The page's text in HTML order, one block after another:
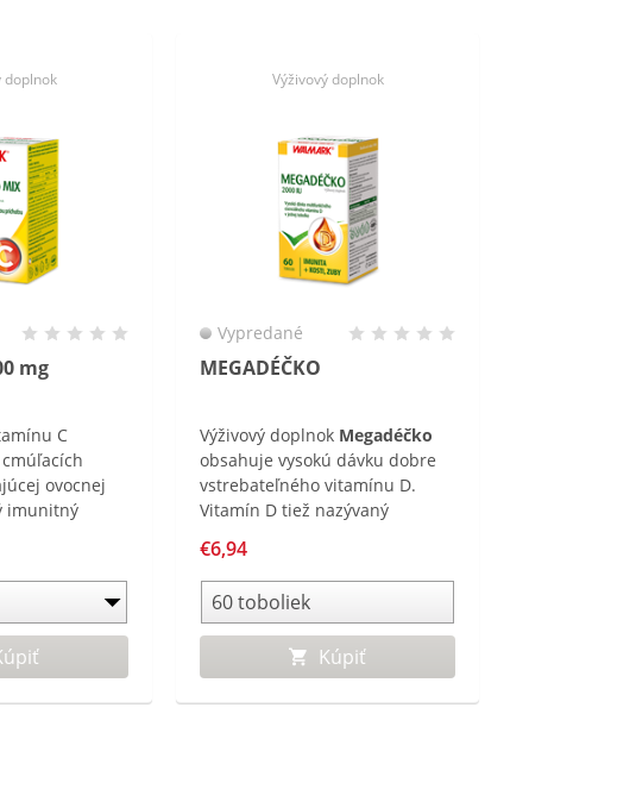
doplnok
mg
C
ovocnej
imunitný
Výživový doplnok
MEGADÉČKO
Vypredané
Výživový doplnok Megadéčko
obsahuje vysokú dávku dobre
vstrebateľného vitamínu D.
Vitamín D tiež nazývaný
normálnu funkciu imunitného
systému a podporuje tiež
zdravé kosti a zuby.
€6,94
Kúpiť